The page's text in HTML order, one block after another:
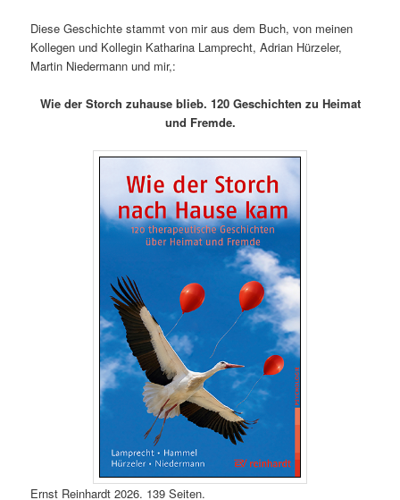
Diese Geschichte stammt von mir aus dem Buch, von meinen
Kollegen und Kollegin Katharina Lamprecht, Adrian Hürzeler,
Martin Niedermann und mir,:
Wie der Storch zuhause blieb. 120 Geschichten zu Heimat
und Fremde.
Ernst Reinhardt 2026. 139 Seiten.